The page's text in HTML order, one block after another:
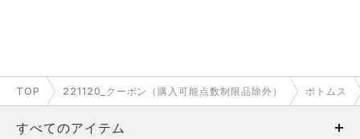
TOP 221120_クーポン（購入可能点数制限品除外） ボトムス
すべてのアイテム